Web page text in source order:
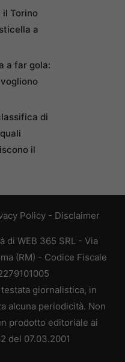
Torino
a
a far gola:
di
il
Policy - Disclaimer
di WEB 365 SRL - Via
(RM) - Codice Fiscale
giornalistica, in
alcuna periodicità. Non
prodotto editoriale ai
del 07.03.2001